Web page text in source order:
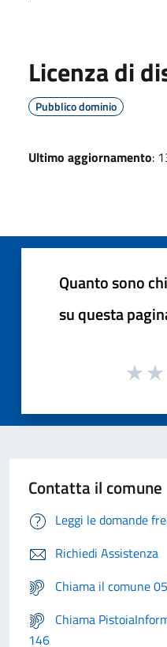
Licenza di
Pubblico dominio
Ultimo aggiornamento:
Quanto sono
su questa
Contatta il comune
Leggi le domande
Richiedi Assistenza
Chiama il comune
Chiama
146